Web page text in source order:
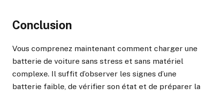
Conclusion
Vous comprenez maintenant comment charger une
batterie de voiture sans stress et sans matériel
complexe. Il suffit d’observer les signes d’une
batterie faible, de vérifier son état et de préparer la